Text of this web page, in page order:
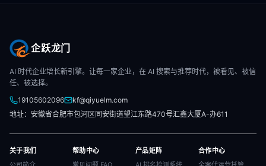
企跃龙门
AI 时代企业增长新引擎。让每一家企业，在 AI 搜索与推荐时代，被看见、被信
任、被选择。
19105602096
kf@qiyuelm.com
地址：安徽省合肥市包河区同安街道望江东路470号汇鑫大厦A-办611
关于我们
帮助中心
产品矩阵
合作中心